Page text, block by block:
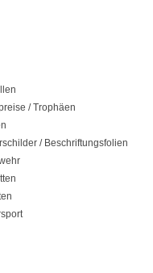
/ Trophäen
/ Beschriftungsfolien